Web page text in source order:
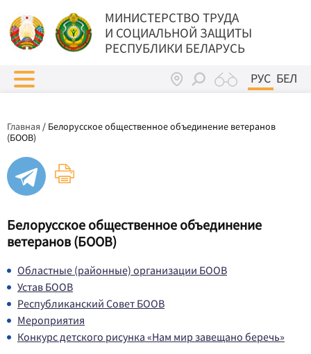
МИНИСТЕРСТВО ТРУДА
И СОЦИАЛЬНОЙ ЗАЩИТЫ
РЕСПУБЛИКИ БЕЛАРУСЬ
РУС БЕЛ
Главная / Белорусское общественное объединение ветеранов
(БООВ)
Белорусское общественное объединение
ветеранов (БООВ)
Областные (районные) организации БООВ
Устав БООВ
Республиканский Совет БООВ
Мероприятия
Конкурс детского рисунка «Нам мир завещано беречь»